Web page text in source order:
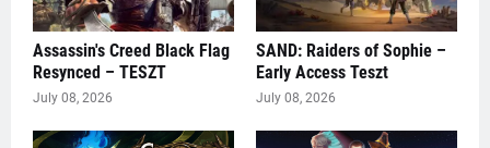
Assassin's Creed Black Flag
Resynced – TESZT
July 08, 2026
SAND: Raiders of Sophie –
Early Access Teszt
July 08, 2026